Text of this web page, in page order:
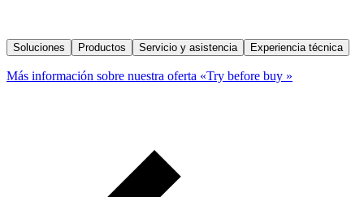
Soluciones Productos Servicio y asistencia Experiencia técnica
Más información sobre nuestra oferta «Try before buy »